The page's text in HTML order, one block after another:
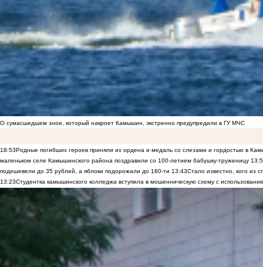
О сумасшедшем зное, который накроет Камышин, экстренно предупредили в ГУ МЧС
18:53Родные погибших героев приняли их ордена и медаль со слезами и гордостью в
маленьком селе Камышинского района поздравили со 100-летием бабушку-труженицу
подешевели до 35 рублей, а яблоки подорожали до 180-ти 13:43Стало известно, кого из
13:23Студентка камышинского колледжа вступила в мошенническую схему с